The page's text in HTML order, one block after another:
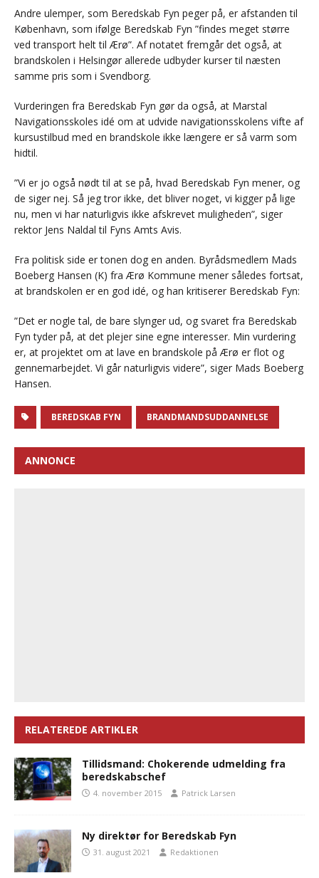
Andre ulemper, som Beredskab Fyn peger på, er afstanden til
København, som ifølge Beredskab Fyn ”findes meget større
ved transport helt til Ærø”. Af notatet fremgår det også, at
brandskolen i Helsingør allerede udbyder kurser til næsten
samme pris som i Svendborg.
Vurderingen fra Beredskab Fyn gør da også, at Marstal
Navigationsskoles idé om at udvide navigationsskolens vifte af
kursustilbud med en brandskole ikke længere er så varm som
hidtil.
”Vi er jo også nødt til at se på, hvad Beredskab Fyn mener, og
de siger nej. Så jeg tror ikke, det bliver noget, vi kigger på lige
nu, men vi har naturligvis ikke afskrevet muligheden”, siger
rektor Jens Naldal til Fyns Amts Avis.
Fra politisk side er tonen dog en anden. Byrådsmedlem Mads
Boeberg Hansen (K) fra Ærø Kommune mener således fortsat,
at brandskolen er en god idé, og han kritiserer Beredskab Fyn:
”Det er nogle tal, de bare slynger ud, og svaret fra Beredskab
Fyn tyder på, at det plejer sine egne interesser. Min vurdering
er, at projektet om at lave en brandskole på Ærø er flot og
gennemarbejdet. Vi går naturligvis videre”, siger Mads Boeberg
Hansen.
BEREDSKAB FYN BRANDMANDSUDDANNELSE
ANNONCE
RELATEREDE ARTIKLER
Tillidsmand: Chokerende udmelding fra
beredskabschef
4. november 2015 Patrick Larsen
Ny direktør for Beredskab Fyn
31. august 2021 Redaktionen